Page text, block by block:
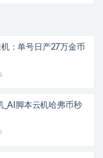
：单号日产27万金币
_AI脚本云机哈弗币秒